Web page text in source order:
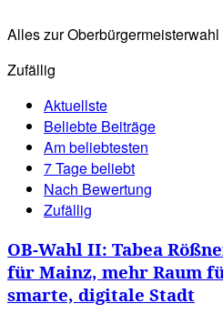
Alles zur
Zufällig
Aktuellste
Beliebte Beiträge
Am beliebtesten
7 Tage beliebt
Nach Bewertung
Zufällig
OB-Wahl II: Tabea
für Mainz, mehr Raum
smarte, digitale Stadt